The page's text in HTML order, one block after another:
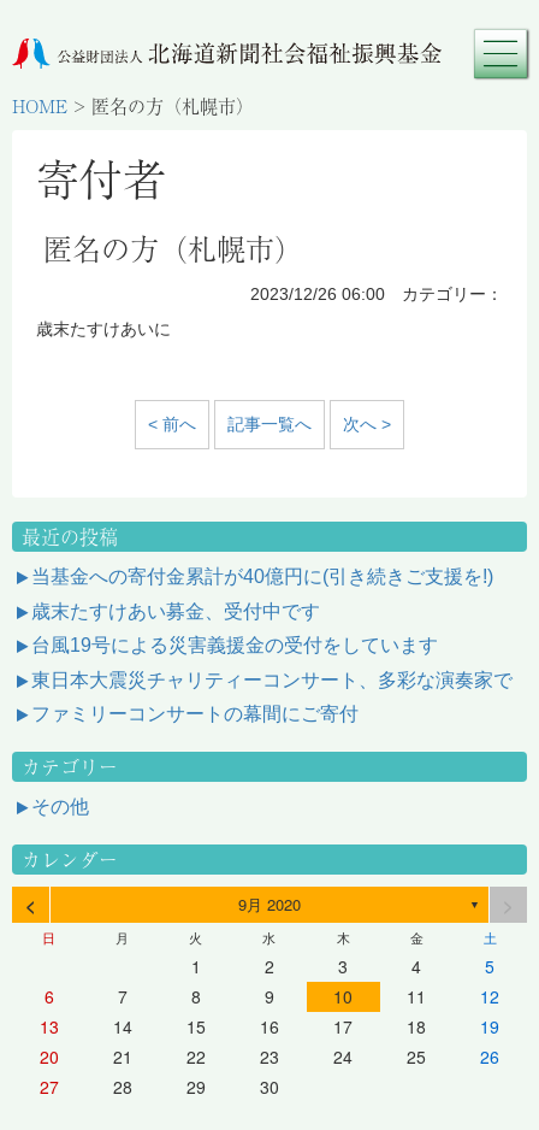
HOME > 匿名の方（札幌市）
寄付者
匿名の方（札幌市）
2023/12/26 06:00 カテゴリー：
歳末たすけあいに
< 前へ 記事一覧へ 次へ >
最近の投稿
当基金への寄付金累計が40億円に(引き続きご支援を!)
歳末たすけあい募金、受付中です
台風19号による災害義援金の受付をしています
東日本大震災チャリティーコンサート、多彩な演奏家で
ファミリーコンサートの幕間にご寄付
カテゴリー
その他
カレンダー
< 9月 2020 ▼
日 月 火 水 木 金 土
1 2 3 4
5
6
7 8 9 10 11
12
13
14 15 16 17 18
19
20
21 22 23 24 25
26
27
28 29 30